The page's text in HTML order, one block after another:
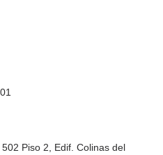
Piso 2, Edif. Colinas del